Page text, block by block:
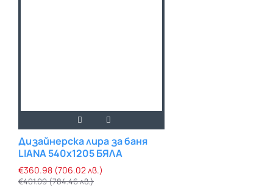
Дизайнерска лира за баня
LIANA 540х1205 БЯЛА
€360.98 (706.02 лв.)
€401.09 (784.46 лв.)